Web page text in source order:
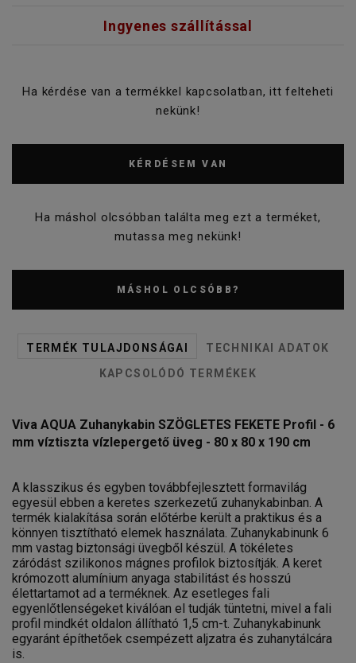
Ingyenes szállítással
Ha kérdése van a termékkel kapcsolatban, itt felteheti
nekünk!
KÉRDÉSEM VAN
Ha máshol olcsóbban találta meg ezt a terméket,
mutassa meg nekünk!
MÁSHOL OLCSÓBB?
TERMÉK TULAJDONSÁGAI
TECHNIKAI ADATOK
KAPCSOLÓDÓ TERMÉKEK
Viva AQUA Zuhanykabin SZÖGLETES FEKETE Profil - 6
mm víztiszta vízlepergető üveg - 80 x 80 x 190 cm
A klasszikus és egyben továbbfejlesztett formavilág
egyesül ebben a keretes szerkezetű zuhanykabinban. A
termék kialakítása során előtérbe került a praktikus és a
könnyen tisztítható elemek használata. Zuhanykabinunk 6
mm vastag biztonsági üvegből készül. A tökéletes
záródást szilikonos mágnes profilok biztosítják. A keret
krómozott alumínium anyaga stabilitást és hosszú
élettartamot ad a terméknek. Az esetleges fali
egyenlőtlenségeket kiválóan el tudják tüntetni, mivel a fali
profil mindkét oldalon állítható 1,5 cm-t. Zuhanykabinunk
egyaránt építhetőek csempézett aljzatra és zuhanytálcára
is.